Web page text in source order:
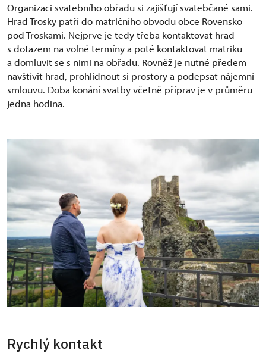
Organizaci svatebního obřadu si zajišťují svatebčané sami.
Hrad Trosky patří do matričního obvodu obce Rovensko
pod Troskami. Nejprve je tedy třeba kontaktovat hrad
s dotazem na volné termíny a poté kontaktovat matriku
a domluvit se s nimi na obřadu. Rovněž je nutné předem
navštívit hrad, prohlídnout si prostory a podepsat nájemní
smlouvu. Doba konání svatby včetně příprav je v průměru
jedna hodina.
Rychlý kontakt